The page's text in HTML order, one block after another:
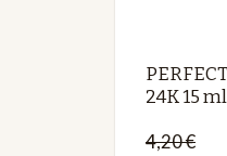
24K 15 ml
4,20 €